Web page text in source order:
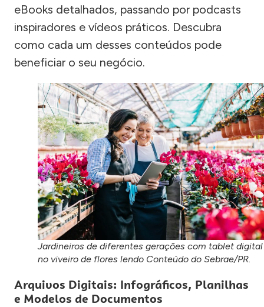
eBooks detalhados, passando por podcasts
inspiradores e vídeos práticos. Descubra
como cada um desses conteúdos pode
beneficiar o seu negócio.
Jardineiros de diferentes gerações com tablet digital
no viveiro de flores lendo Conteúdo do Sebrae/PR.
Arquivos Digitais: Infográficos, Planilhas
e Modelos de Documentos